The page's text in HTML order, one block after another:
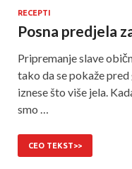
RECEPTI
Posna predjela
Pripremanje slave
tako da se pokaže
iznese što više jela.
smo …
CEO TEKST>>